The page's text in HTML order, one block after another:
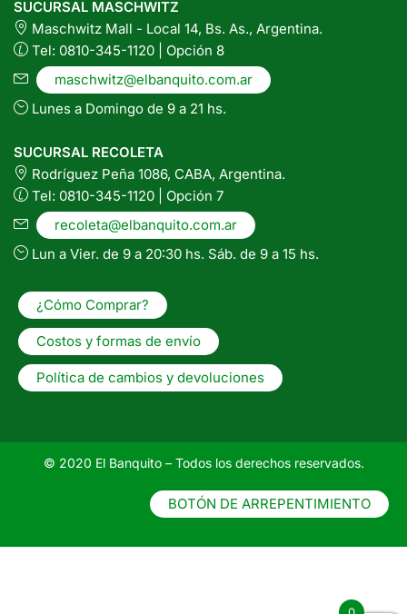
SUCURSAL MASCHWITZ
Maschwitz Mall - Local 14, Bs. As., Argentina.
Tel: 0810-345-1120 | Opción 8
maschwitz@elbanquito.com.ar
Lunes a Domingo de 9 a 21 hs.
SUCURSAL RECOLETA
Rodríguez Peña 1086, CABA, Argentina.
Tel: 0810-345-1120 | Opción 7
recoleta@elbanquito.com.ar
Lun a Vier. de 9 a 20:30 hs. Sáb. de 9 a 15 hs.
¿Cómo Comprar?
Costos y formas de envío
Política de cambios y devoluciones
© 2020 El Banquito – Todos los derechos reservados.
BOTÓN DE ARREPENTIMIENTO